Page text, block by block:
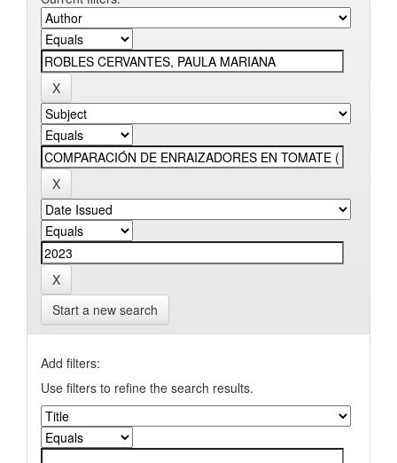
Start a new search
Add filters:
Use filters to refine the search results.